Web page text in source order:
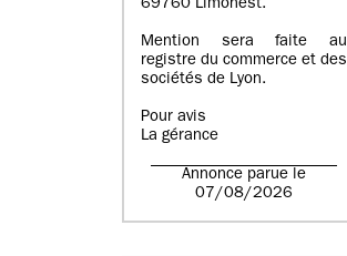
69760 Limonest.
Mention sera faite au
registre du commerce et des
sociétés de Lyon.
Pour avis
La gérance
Annonce parue le
07/08/2026